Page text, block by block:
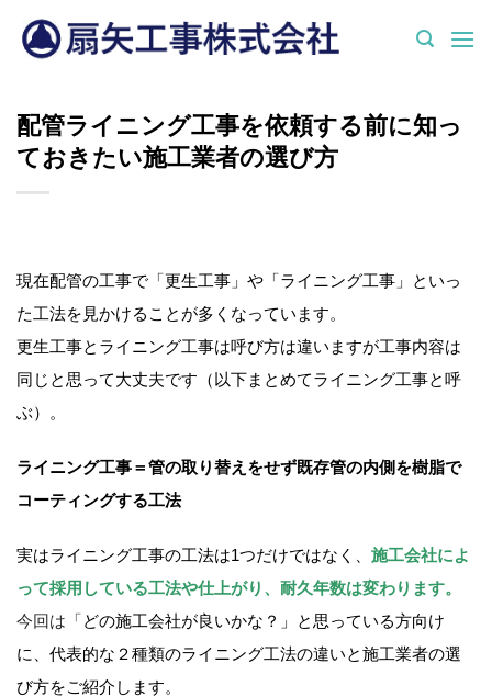
配管ライニング工事を依頼する前に知っ
ておきたい施工業者の選び方
現在配管の工事で「更生工事」や「ライニング工事」といっ
た工法を見かけることが多くなっています。
更生工事とライニング工事は呼び方は違いますが工事内容は
同じと思って大丈夫です（以下まとめてライニング工事と呼
ぶ）。
ライニング工事＝管の取り替えをせず既存管の内側を樹脂で
コーティングする工法
実はライニング工事の工法は1つだけではなく、 施工会社によ
って採用している工法や仕上がり、耐久年数は変わります。
今回は 「どの施工会社が良いかな？」と思っている方向け
に、代表的な２種類のライニング工法の違いと施工業者の選
び方をご紹介します。